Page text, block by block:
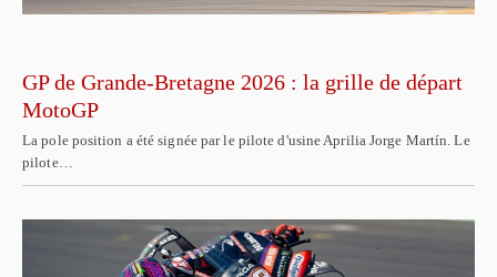
GP de Grande-Bretagne 2026 : la grille de départ
MotoGP
La pole position a été signée par le pilote d'usine Aprilia Jorge Martín. Le
pilote…